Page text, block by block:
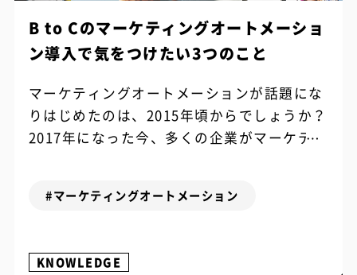
B to Cのマーケティングオートメーショ
ン導入で気をつけたい3つのこと
マーケティングオートメーションが話題にな
りはじめたのは、2015年頃からでしょうか？
2017年になった今、多くの企業がマーケティ
#マーケティングオートメーション
KNOWLEDGE